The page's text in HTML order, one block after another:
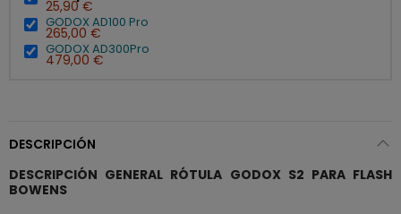
25,90 €
GODOX AD100 Pro
265,00 €
GODOX AD300Pro
479,00 €
DESCRIPCIÓN
DESCRIPCIÓN GENERAL RÓTULA GODOX S2 PARA FLASH
BOWENS